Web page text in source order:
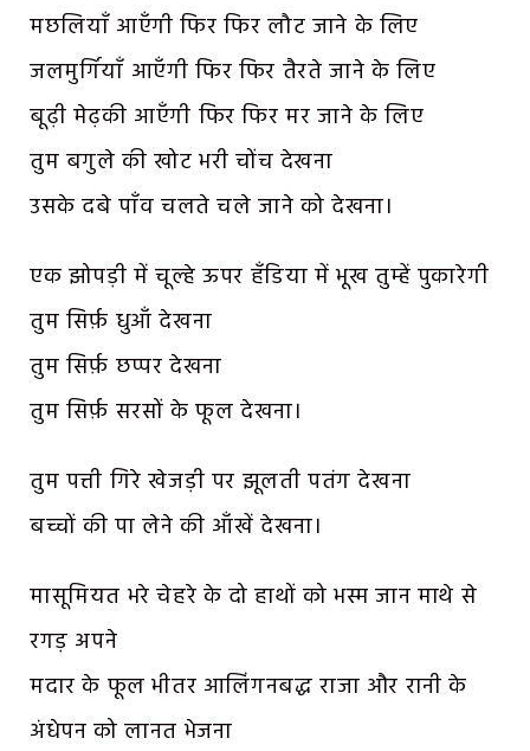
मछलियाँ आएँगी फिर फिर लौट जाने के लिए
जलमुर्गियाँ आएँगी फिर फिर तैरते जाने के लिए
बूढ़ी मेढ़की आएँगी फिर फिर मर जाने के लिए
तुम बगुले की खोट भरी चोंच देखना
उसके दबे पाँव चलते चले जाने को देखना।
एक झोपड़ी में चूल्हे ऊपर हँडिया में भूख तुम्हें पुकारेगी
तुम सिर्फ़ धुआँ देखना
तुम सिर्फ़ छप्पर देखना
तुम सिर्फ़ सरसों के फूल देखना।
तुम पत्ती गिरे खेजड़ी पर झूलती पतंग देखना
बच्चों की पा लेने की आँखें देखना।
मासूमियत भरे चेहरे के दो हाथों को भस्म जान माथे से
रगड़ अपने
मदार के फूल भीतर आलिंगनबद्ध राजा और रानी के
अंधेपन को लानत भेजना